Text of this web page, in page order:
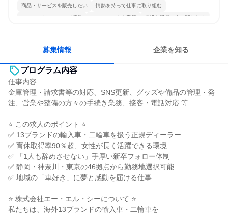
商品・サービスを販売したい 情熱を持って仕事に取り組む
コミュニケーションが活発 チームワークを重視 多様な職種の人と関われる
募集情報 企業を知る
プログラム内容
仕事内容
金庫管理・請求書等の対応、SNS更新、グッズや備品の管理・発
注、営業や整備の方々の手続き業務、接客・電話対応 等
⭐ この求人のポイント ⭐
✅ 13ブランドの輸入車・二輪車を扱う正規ディーラー
✅ 育休取得率90％超、女性が長く活躍できる環境
✅ 「1人も辞めさせない」手厚い新卒フォロー体制
✅ 静岡・神奈川・東京の46拠点から勤務地選択可能
✅ 地域の「車好き」に夢と感動を届ける仕事
⭐ 株式会社エー・エル・シーについて ⭐
私たちは、海外13ブランドの輸入車・二輪車を